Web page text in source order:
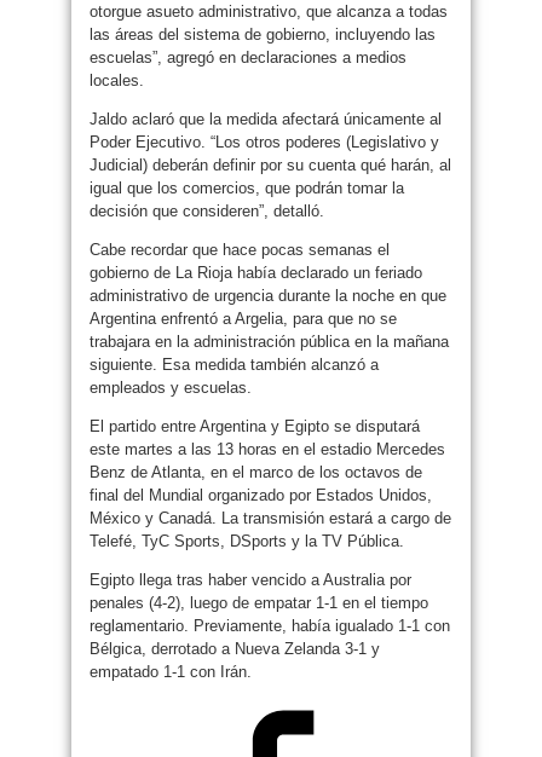
otorgue asueto administrativo, que alcanza a todas
las áreas del sistema de gobierno, incluyendo las
escuelas”, agregó en declaraciones a medios
locales.
Jaldo aclaró que la medida afectará únicamente al
Poder Ejecutivo. “Los otros poderes (Legislativo y
Judicial) deberán definir por su cuenta qué harán, al
igual que los comercios, que podrán tomar la
decisión que consideren”, detalló.
Cabe recordar que hace pocas semanas el
gobierno de La Rioja había declarado un feriado
administrativo de urgencia durante la noche en que
Argentina enfrentó a Argelia, para que no se
trabajara en la administración pública en la mañana
siguiente. Esa medida también alcanzó a
empleados y escuelas.
El partido entre Argentina y Egipto se disputará
este martes a las 13 horas en el estadio Mercedes
Benz de Atlanta, en el marco de los octavos de
final del Mundial organizado por Estados Unidos,
México y Canadá. La transmisión estará a cargo de
Telefé, TyC Sports, DSports y la TV Pública.
Egipto llega tras haber vencido a Australia por
penales (4-2), luego de empatar 1-1 en el tiempo
reglamentario. Previamente, había igualado 1-1 con
Bélgica, derrotado a Nueva Zelanda 3-1 y
empatado 1-1 con Irán.